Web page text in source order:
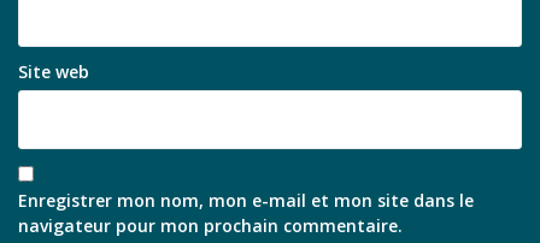
Site web
Enregistrer mon nom, mon e-mail et mon site dans le
navigateur pour mon prochain commentaire.